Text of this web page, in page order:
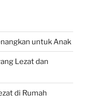
untuk Anak
Lezat dan
di Rumah